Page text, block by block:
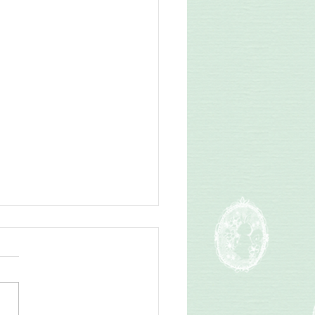
レッスン
うにリズムを打つ生徒さ